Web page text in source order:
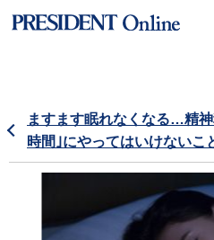
ますます眠れなくなる…精
時間｣にやってはいけないこ